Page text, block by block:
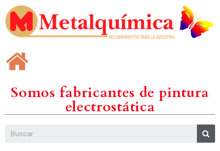
Somos fabricantes de pintura
electrostática